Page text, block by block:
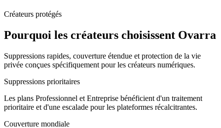
Créateurs protégés
Pourquoi les créateurs choisissent Ovarra
Suppressions rapides, couverture étendue et protection de la vie
privée conçues spécifiquement pour les créateurs numériques.
Suppressions prioritaires
Les plans Professionnel et Entreprise bénéficient d'un traitement
prioritaire et d'une escalade pour les plateformes récalcitrantes.
Couverture mondiale